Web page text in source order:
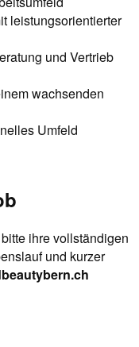
leistungsorientierter
und Vertrieb
wachsenden
Umfeld
ihre vollständigen
und kurzer